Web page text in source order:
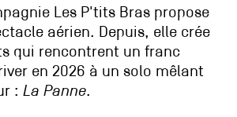
Les P'tits Bras propose
aérien. Depuis, elle crée
qui rencontrent un franc
en 2026 à un solo mêlant
: La Panne.